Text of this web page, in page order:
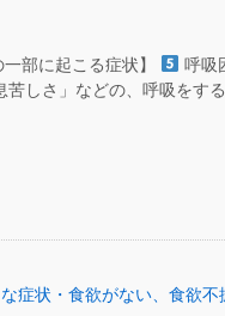
部に起こる症状】
呼吸
しさ」などの、呼吸をす
症状・食欲がない、食欲不